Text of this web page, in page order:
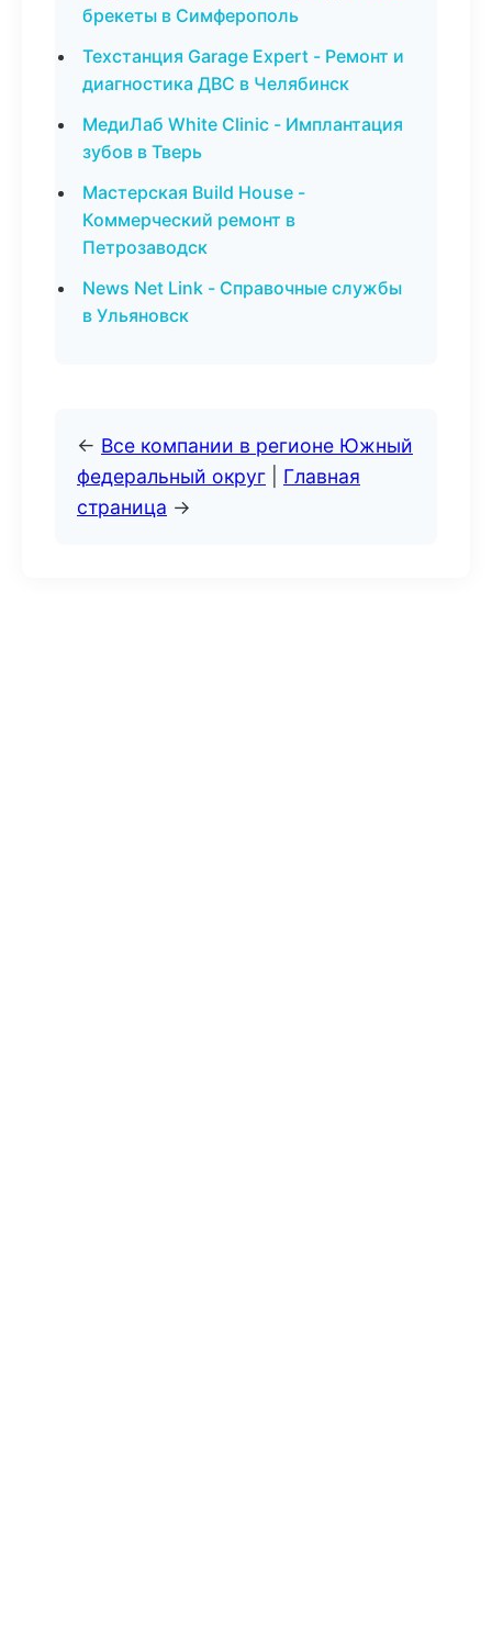
брекеты в Симферополь
Техстанция Garage Expert - Ремонт и
диагностика ДВС в Челябинск
МедиЛаб White Clinic - Имплантация
зубов в Тверь
Мастерская Build House -
Коммерческий ремонт в
Петрозаводск
News Net Link - Справочные службы
в Ульяновск
← Все компании в регионе Южный
федеральный округ
Главная
страница →